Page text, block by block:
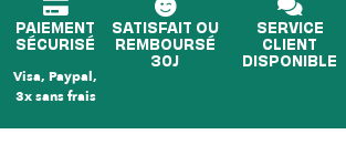
PAIEMENT
SÉCURISÉ
Visa, Paypal,
3x sans frais
SATISFAIT OU
REMBOURSÉ
30J
SERVICE
CLIENT
DISPONIBLE